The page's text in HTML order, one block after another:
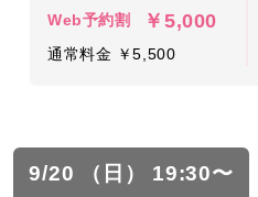
Web予約割 ￥5,000
通常料金 ￥5,500
9/20 （日） 19:30〜